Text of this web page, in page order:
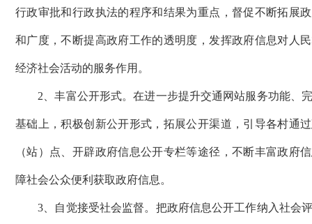
行政审批和行政执法的程序和结果为重点，督促不断拓展
和广度，不断提高政府工作的透明度，发挥政府信息对人
经济社会活动的服务作用。
2、丰富公开形式。在进一步提升交通网站服务功能、
基础上，积极创新公开形式，拓展公开渠道，引导各村通
（站）点、开辟政府信息公开专栏等途径，不断丰富政府
障社会公众便利获取政府信息。
3、自觉接受社会监督。把政府信息公开工作纳入社会